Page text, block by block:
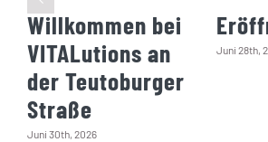
Willkommen bei
VITALutions an
der Teutoburger
Straße
Juni 30th, 2026
Juni 28th,